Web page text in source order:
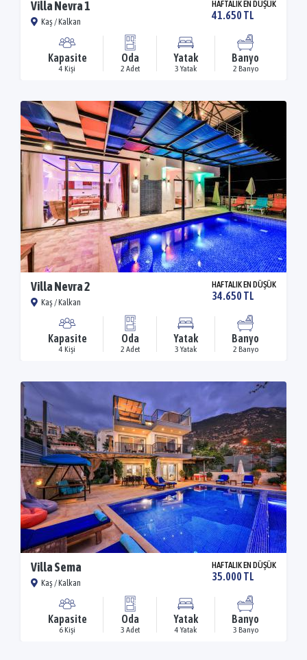
Villa Nevra 1
Kaş / Kalkan
HAFTALIK EN DÜŞÜK
41.650 TL
Kapasite
4 Kişi
Oda
2 Adet
Yatak
3 Yatak
Banyo
2 Banyo
Villa Nevra 2
Kaş / Kalkan
HAFTALIK EN DÜŞÜK
34.650 TL
Kapasite
4 Kişi
Oda
2 Adet
Yatak
3 Yatak
Banyo
2 Banyo
Villa Sema
Kaş / Kalkan
HAFTALIK EN DÜŞÜK
35.000 TL
Kapasite
6 Kişi
Oda
3 Adet
Yatak
4 Yatak
Banyo
3 Banyo